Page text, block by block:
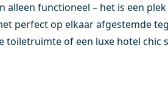
alleen functioneel – het is een
perfect op elkaar afgestemde
toiletruimte of een luxe hotel chic